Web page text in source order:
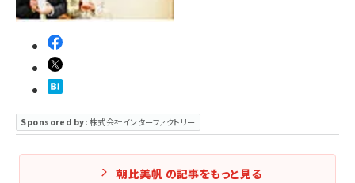
Sponsored by: 株式会社インターファクトリー
朝比美帆 の記事をもっと見る